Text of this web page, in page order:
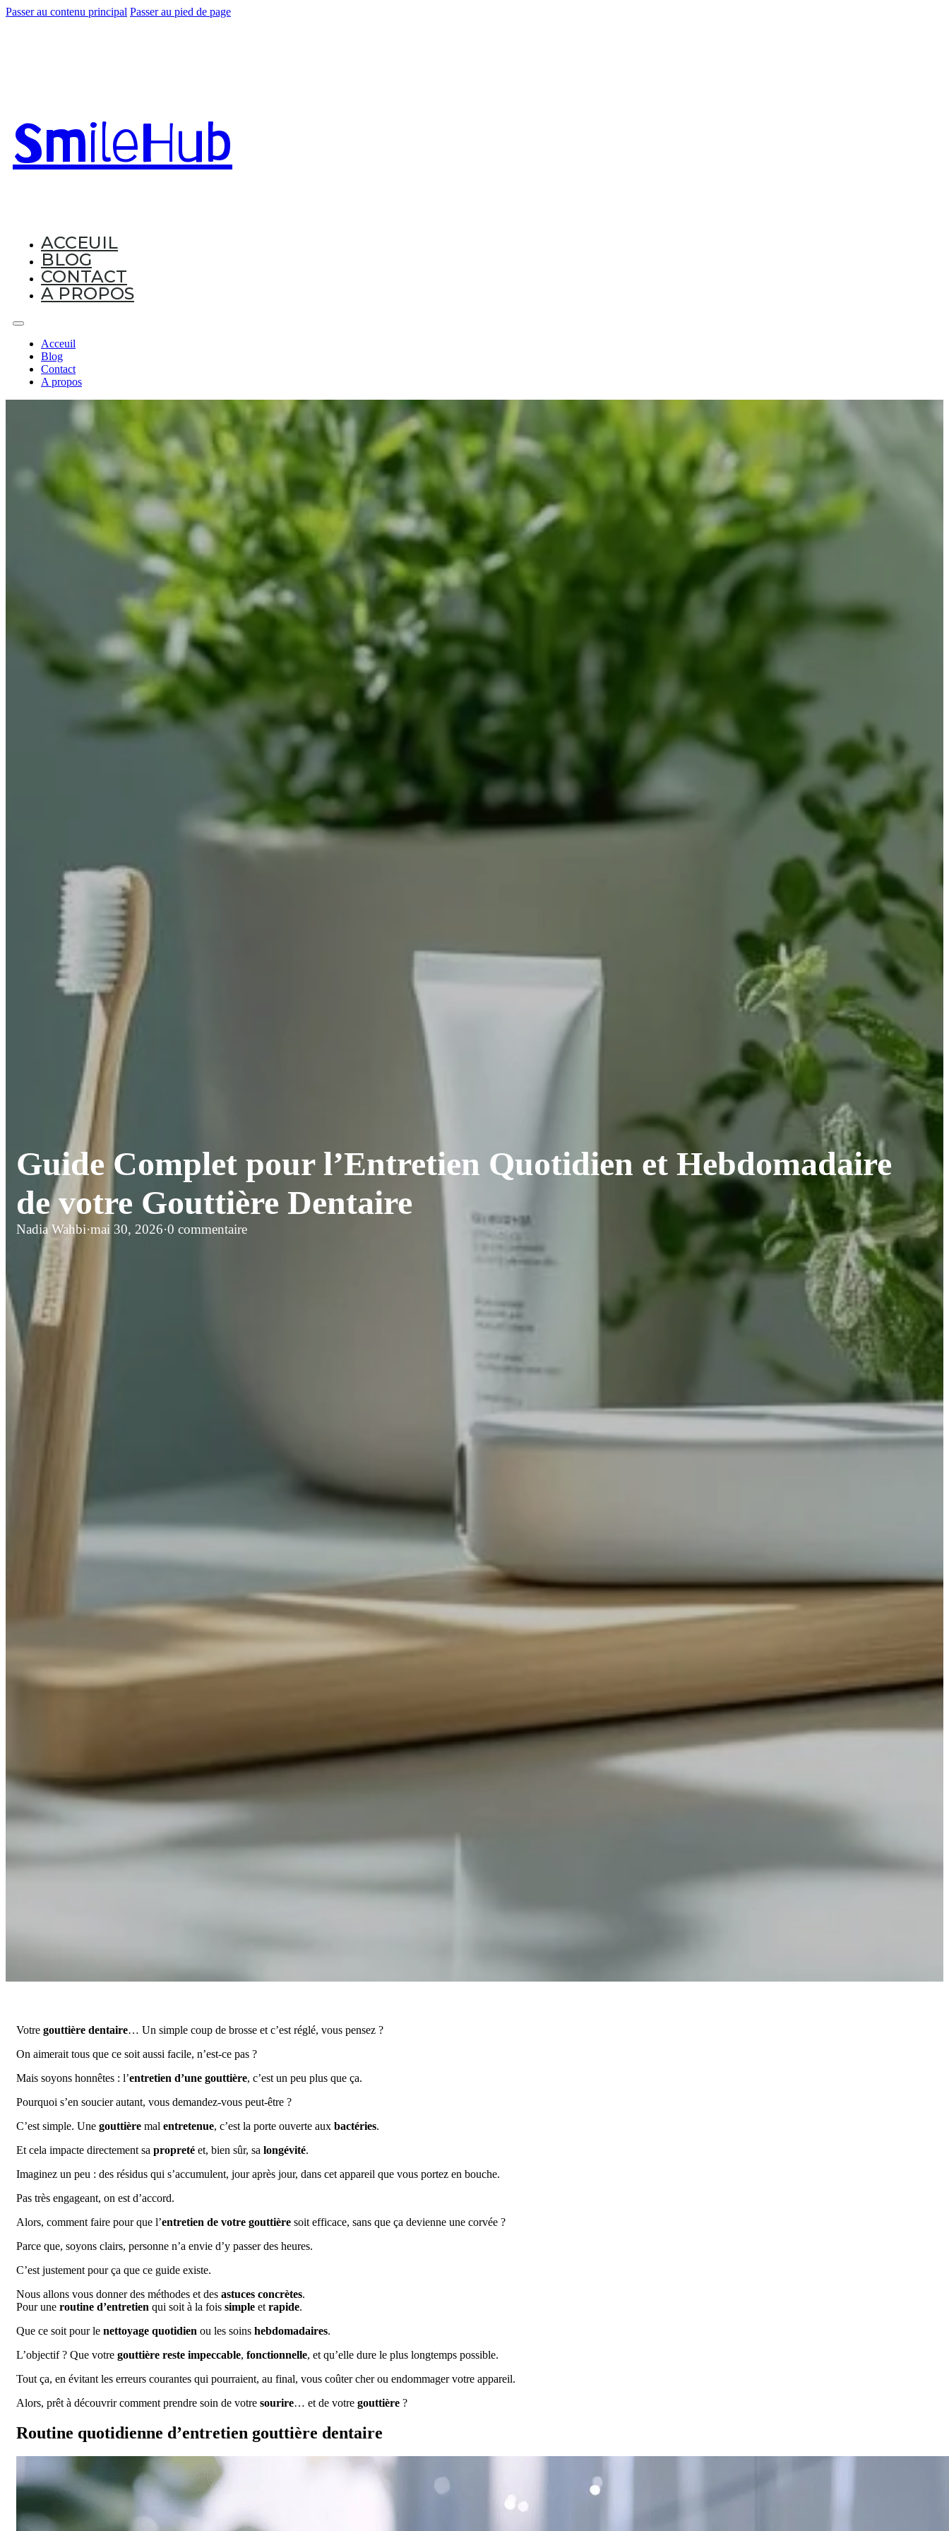
Passer au contenu principal Passer au pied de page
SmileHub
ACCEUIL
BLOG
CONTACT
A PROPOS
Acceuil
Blog
Contact
A propos
Guide Complet pour l’Entretien Quotidien et Hebdomadaire
de votre Gouttière Dentaire
Nadia Wahbi·mai 30, 2026·0 commentaire
Votre gouttière dentaire… Un simple coup de brosse et c’est réglé, vous pensez ?
On aimerait tous que ce soit aussi facile, n’est-ce pas ?
Mais soyons honnêtes : l’entretien d’une gouttière, c’est un peu plus que ça.
Pourquoi s’en soucier autant, vous demandez-vous peut-être ?
C’est simple. Une gouttière mal entretenue, c’est la porte ouverte aux bactéries.
Et cela impacte directement sa propreté et, bien sûr, sa longévité.
Imaginez un peu : des résidus qui s’accumulent, jour après jour, dans cet appareil que vous portez en bouche.
Pas très engageant, on est d’accord.
Alors, comment faire pour que l’entretien de votre gouttière soit efficace, sans que ça devienne une corvée ?
Parce que, soyons clairs, personne n’a envie d’y passer des heures.
C’est justement pour ça que ce guide existe.
Nous allons vous donner des méthodes et des astuces concrètes.
Pour une routine d’entretien qui soit à la fois simple et rapide.
Que ce soit pour le nettoyage quotidien ou les soins hebdomadaires.
L’objectif ? Que votre gouttière reste impeccable, fonctionnelle, et qu’elle dure le plus longtemps possible.
Tout ça, en évitant les erreurs courantes qui pourraient, au final, vous coûter cher ou endommager votre appareil.
Alors, prêt à découvrir comment prendre soin de votre sourire… et de votre gouttière ?
Routine quotidienne d’entretien gouttière dentaire